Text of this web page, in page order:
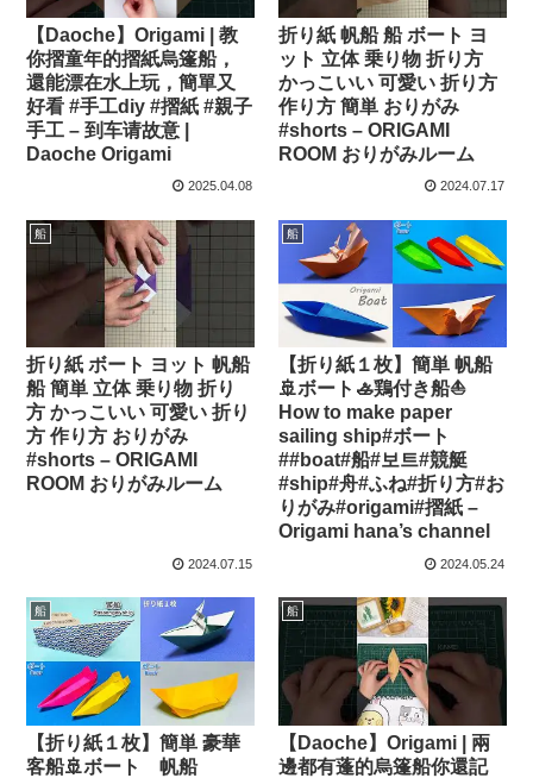
【Daoche】Origami | 教
你摺童年的摺紙烏篷船，
還能漂在水上玩，簡單又
好看 #手工diy #摺紙 #親子
手工 – 到车请故意 |
Daoche Origami
2025.04.08
折り紙 帆船 船 ボート ヨ
ット 立体 乗り物 折り方
かっこいい 可愛い 折り方
作り方 簡単 おりがみ
#shorts – ORIGAMI
ROOM おりがみルーム
2024.07.17
船
折り紙 ボート ヨット 帆船
船 簡単 立体 乗り物 折り
方 かっこいい 可愛い 折り
方 作り方 おりがみ
#shorts – ORIGAMI
ROOM おりがみルーム
2024.07.15
船
【折り紙１枚】簡単 帆船
🚢ボート🚣鶏付き船⛵
How to make paper
sailing ship#ボート
##boat#船#보트#競艇
#ship#舟#ふね#折り方#お
りがみ#origami#摺紙 –
Origami hana’s channel
2024.05.24
船
【折り紙１枚】簡単 豪華
客船🚢ボート 帆船
船
【Daoche】Origami | 兩
邊都有蓬的烏篷船你還記